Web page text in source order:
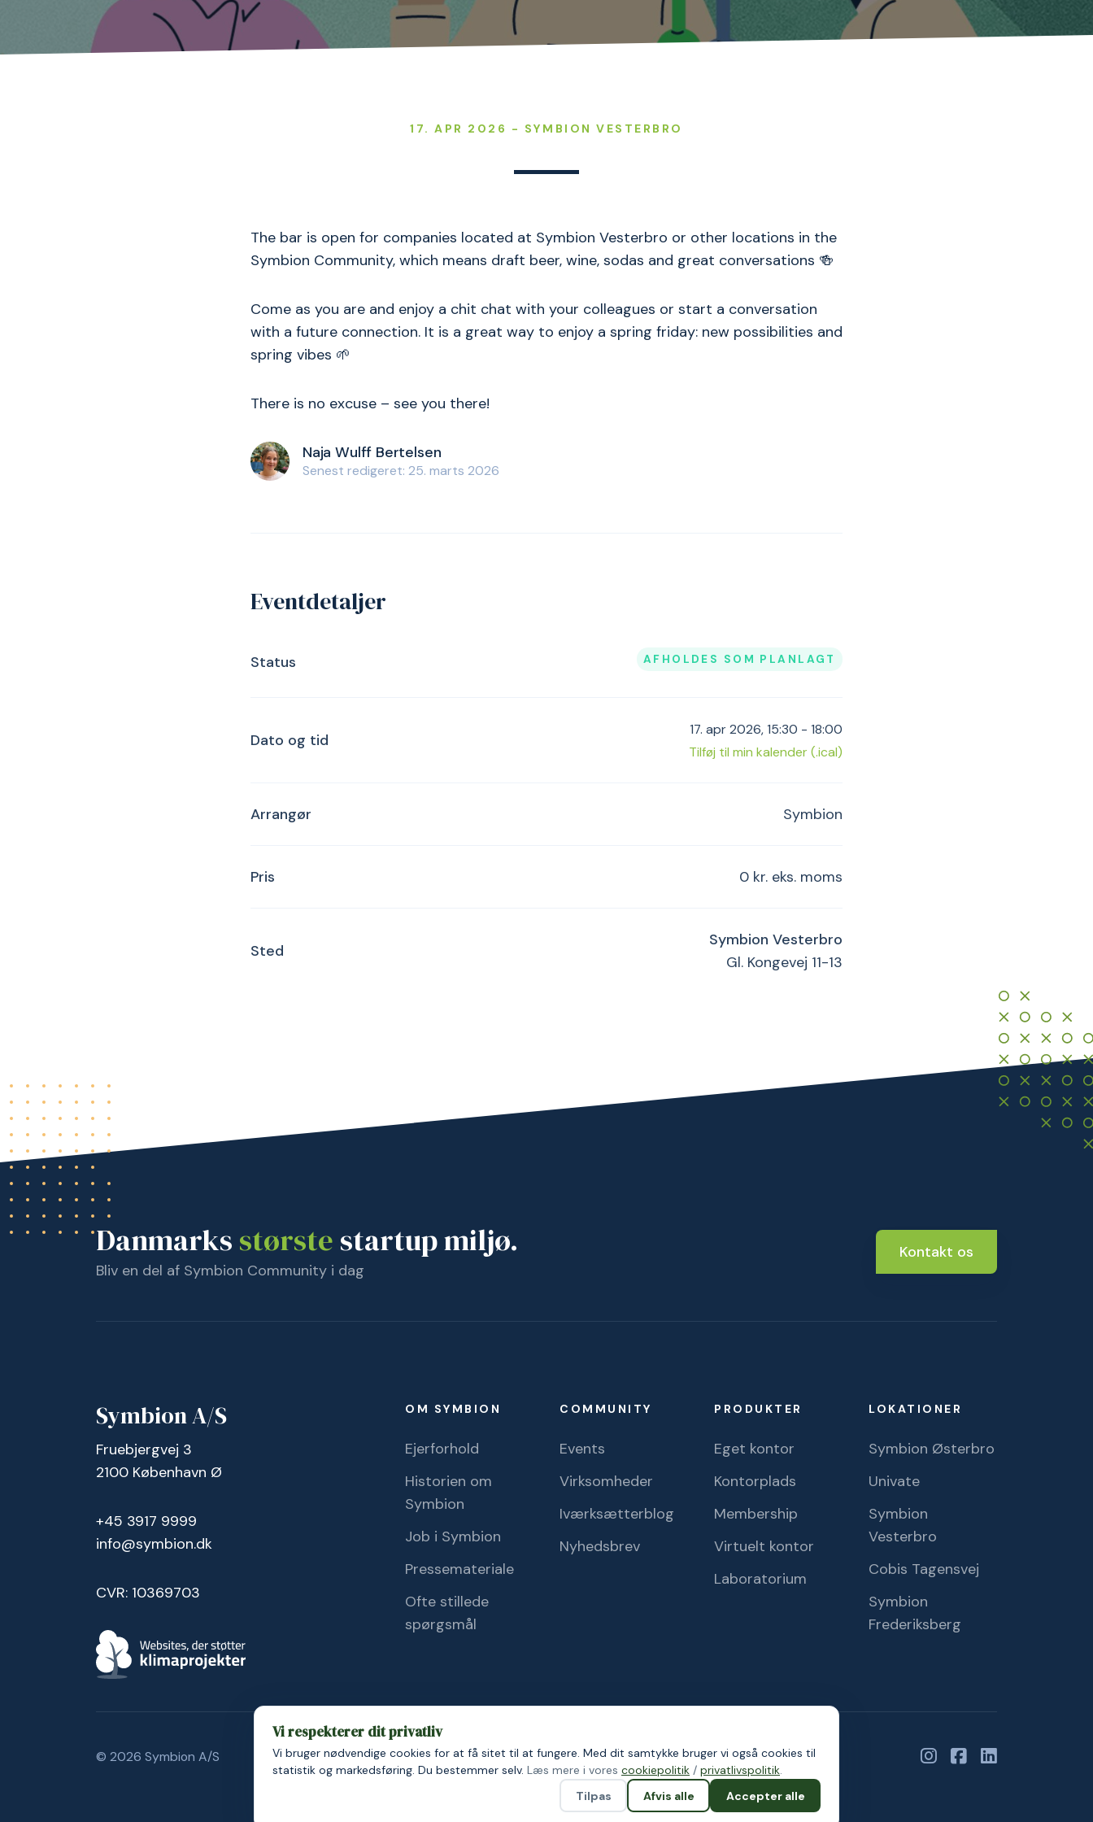
17. APR 2026 - SYMBION VESTERBRO
The bar is open for companies located at Symbion Vesterbro or other locations in the
Symbion Community, which means draft beer, wine, sodas and great conversations 🍻
Come as you are and enjoy a chit chat with your colleagues or start a conversation
with a future connection. It is a great way to enjoy a spring friday: new possibilities and
spring vibes 🌱
There is no excuse – see you there!
Naja Wulff Bertelsen
Senest redigeret: 25. marts 2026
Eventdetaljer
Status AFHOLDES SOM PLANLAGT
Dato og tid
17. apr 2026, 15:30 - 18:00
Tilføj til min kalender (.ical)
Arrangør Symbion
Pris 0 kr. eks. moms
Sted
Symbion Vesterbro
Gl. Kongevej 11-13
Danmarks største startup miljø.
Bliv en del af Symbion Community i dag
Kontakt os
Symbion A/S
Fruebjergvej 3
2100 København Ø
+45 3917 9999
info@symbion.dk
CVR: 10369703
OM SYMBION
Ejerforhold
Historien om
Symbion
Job i Symbion
Pressemateriale
Ofte stillede
spørgsmål
COMMUNITY
Events
Virksomheder
Iværksætterblog
Nyhedsbrev
PRODUKTER
Eget kontor
Kontorplads
Membership
Virtuelt kontor
Laboratorium
LOKATIONER
Symbion Østerbro
Univate
Symbion
Vesterbro
Cobis Tagensvej
Symbion
Frederiksberg
© 2026 Symbion A/S Persondatapolitik Cookiepolitik
Vi respekterer dit privatliv
Vi bruger nødvendige cookies for at få sitet til at fungere. Med dit samtykke bruger vi også cookies til
statistik og markedsføring. Du bestemmer selv. Læs mere i vores cookiepolitik / privatlivspolitik.
Tilpas
Afvis alle Accepter alle